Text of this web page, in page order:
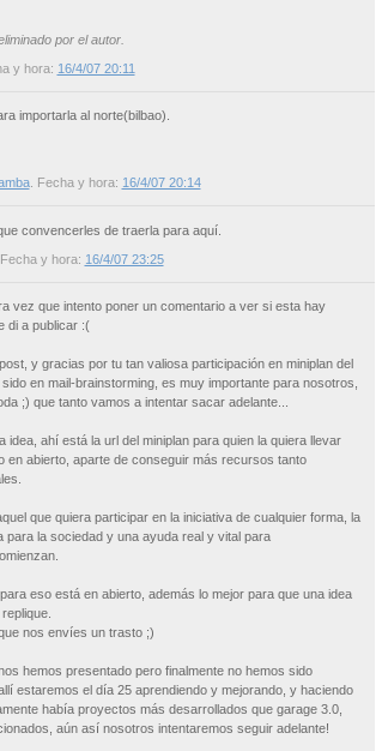
por el autor.
y hora: 16/4/07 20:11
importarla al norte(bilbao).
. Fecha y hora: 16/4/07 20:14
convencerles de traerla para aquí.
y hora: 16/4/07 23:25
vez que intento poner un comentario a ver si esta hay
di a publicar :(
y gracias por tu tan valiosa participación en miniplan del
en mail-brainstorming, es muy importante para nosotros,
;) que tanto vamos a intentar sacar adelante...
idea, ahí está la url del miniplan para quien la quiera llevar
en abierto, aparte de conseguir más recursos tanto
que quiera participar en la iniciativa de cualquier forma, la
para la sociedad y una ayuda real y vital para
eso está en abierto, además lo mejor para que una idea
nos envíes un trasto ;)
hemos presentado pero finalmente no hemos sido
estaremos el día 25 aprendiendo y mejorando, y haciendo
había proyectos más desarrollados que garage 3.0,
aún así nosotros intentaremos seguir adelante!